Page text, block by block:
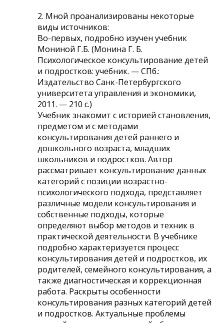
2. Мной проанализированы некоторые
виды источников:
Во-первых, подробно изучен учебник
Мониной Г.Б. (Монина Г. Б.
Психологическое консультирование детей
и подростков: учебник. — СПб.:
Издательство Санк-Петербургского
университета управления и экономики,
2011. — 210 с.)
Учебник знакомит с историей становления,
предметом и с методами
консультирования детей раннего и
дошкольного возраста, младших
школьников и подростков. Автор
рассматривает консультирование данных
категорий с позиции возрастно-
психологического подхода, представляет
различные модели консультирования и
собственные подходы, которые
определяют выбор методов и техник в
практической деятельности. В учебнике
подробно характеризуется процесс
консультирования детей и подростков, их
родителей, семейного консультирования, а
также диагностическая и коррекционная
работа. Раскрыты особенности
консультирования разных категорий детей
и подростков. Актуальные проблемы